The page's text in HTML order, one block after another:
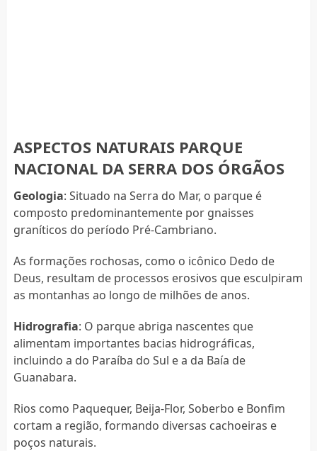
ASPECTOS NATURAIS PARQUE
NACIONAL DA SERRA DOS ÓRGÃOS
Geologia: Situado na Serra do Mar, o parque é
composto predominantemente por gnaisses
graníticos do período Pré-Cambriano.
As formações rochosas, como o icônico Dedo de
Deus, resultam de processos erosivos que esculpiram
as montanhas ao longo de milhões de anos.
Hidrografia: O parque abriga nascentes que
alimentam importantes bacias hidrográficas,
incluindo a do Paraíba do Sul e a da Baía de
Guanabara.
Rios como Paquequer, Beija-Flor, Soberbo e Bonfim
cortam a região, formando diversas cachoeiras e
poços naturais.